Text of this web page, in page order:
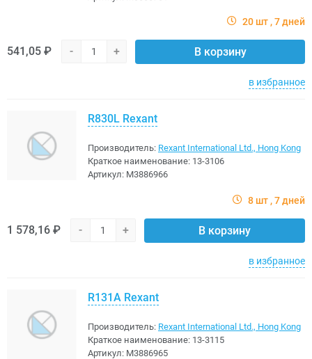
20 шт 7 дней
541,05 ₽ - + В корзину
в избранное
R830L Rexant
Производитель: Rexant International Ltd., Hong Kong
Краткое наименование: 13-3106
Артикул: M3886966
8 шт 7 дней
1 578,16 ₽ - + В корзину
в избранное
R131A Rexant
Производитель: Rexant International Ltd., Hong Kong
Краткое наименование: 13-3115
Артикул: M3886965